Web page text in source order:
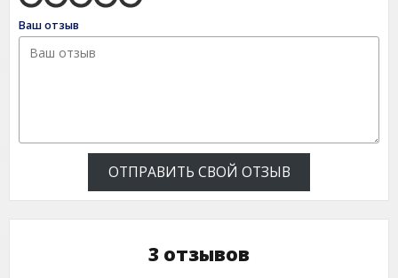
Ваш отзыв
ОТПРАВИТЬ СВОЙ ОТЗЫВ
3 отзывов